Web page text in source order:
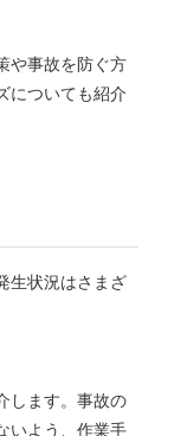
や事故を防ぐ方
についても紹介
生状況はさまざ
します。事故の
いよう、作業手